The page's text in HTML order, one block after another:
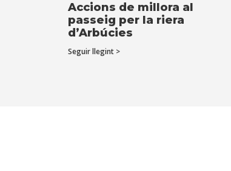
Accions de millora al
passeig per la riera
d’Arbúcies
Seguir llegint >